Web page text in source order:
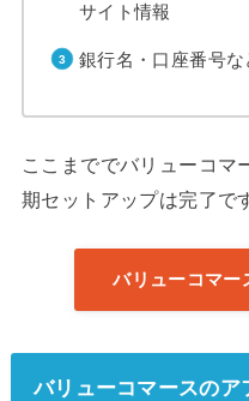
サイト情報
銀行名・口座番号
ここまででバリューコマ
期セットアップは完了で
バリューコマー
バリューコマースの